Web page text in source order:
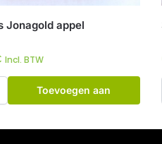
Jonagold appel
Incl. BTW
Toevoegen aan